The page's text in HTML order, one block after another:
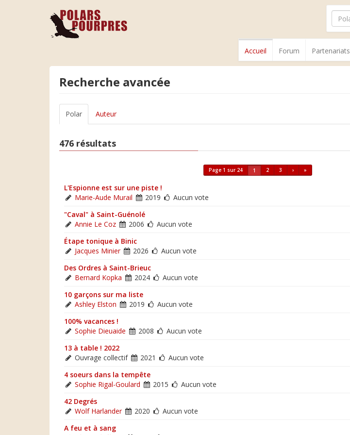
Accueil Forum Partenariats
Recherche avancée
Polar Auteur
476 résultats
Page 1 sur 24 1 2 3 › »
L'Espionne est sur une piste !
Marie-Aude Murail
2019
Aucun vote
"Caval" à Saint-Guénolé
Annie Le Coz
2006
Aucun vote
Étape tonique à Binic
Jacques Minier
2026
Aucun vote
Des Ordres à Saint-Brieuc
Bernard Kopka
2024
Aucun vote
10 garçons sur ma liste
Ashley Elston
2019
Aucun vote
100% vacances !
Sophie Dieuaide
2008
Aucun vote
13 à table ! 2022
Ouvrage collectif
2021
Aucun vote
4 soeurs dans la tempête
Sophie Rigal-Goulard
2015
Aucun vote
42 Degrés
Wolf Harlander
2020
Aucun vote
A feu et à sang